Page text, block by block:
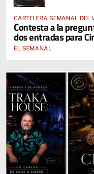
CARTELERA SEMANAL DEL
2026
Contesta a la
dos entradas para
EL SEMANAL